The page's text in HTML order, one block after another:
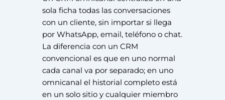
sola ficha todas las conversaciones
con un cliente, sin importar si llega
por WhatsApp, email, teléfono o chat.
La diferencia con un CRM
convencional es que en uno normal
cada canal va por separado; en uno
omnicanal el historial completo está
en un solo sitio y cualquier miembro